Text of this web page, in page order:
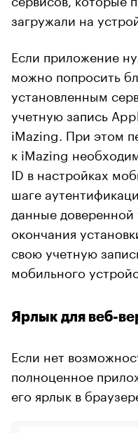
загружали на
Если приложение
можно попросить
установленным
учетную запись
iMazing. При этом
к iMazing
ID в настройках
шаге
данные
окончания
свою учетную
мобильного
Ярлык для веб-
Если нет
полноценное
его ярлык в